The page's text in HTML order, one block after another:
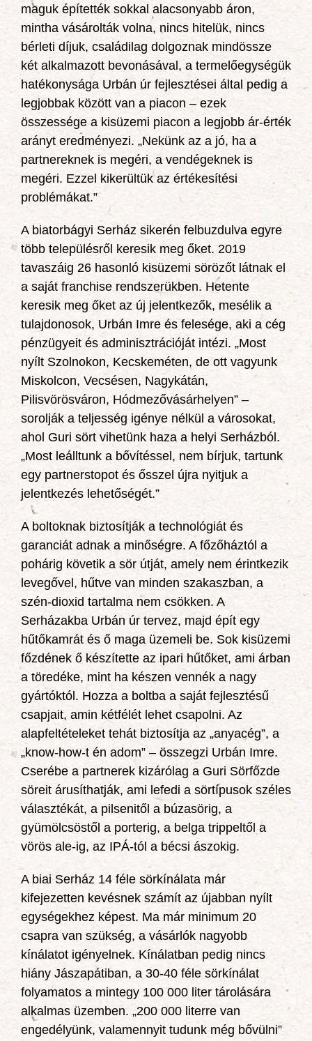
maguk építették sokkal alacsonyabb áron,
mintha vásárolták volna, nincs hitelük, nincs
bérleti díjuk, családilag dolgoznak mindössze
két alkalmazott bevonásával, a termelőegységük
hatékonysága Urbán úr fejlesztései által pedig a
legjobbak között van a piacon – ezek
összessége a kisüzemi piacon a legjobb ár-érték
arányt eredményezi. „Nekünk az a jó, ha a
partnereknek is megéri, a vendégeknek is
megéri. Ezzel kikerültük az értékesítési
problémákat.”
A biatorbágyi Serház sikerén felbuzdulva egyre
több településről keresik meg őket. 2019
tavaszáig 26 hasonló kisüzemi sörözőt látnak el
a saját franchise rendszerükben. Hetente
keresik meg őket az új jelentkezők, mesélik a
tulajdonosok, Urbán Imre és felesége, aki a cég
pénzügyeit és adminisztrációját intézi. „Most
nyílt Szolnokon, Kecskeméten, de ott vagyunk
Miskolcon, Vecsésen, Nagykátán,
Pilisvörösváron, Hódmezővásárhelyen” –
sorolják a teljesség igénye nélkül a városokat,
ahol Guri sört vihetünk haza a helyi Serházból.
„Most leálltunk a bővítéssel, nem bírjuk, tartunk
egy partnerstopot és ősszel újra nyitjuk a
jelentkezés lehetőségét.”
A boltoknak biztosítják a technológiát és
garanciát adnak a minőségre. A főzőháztól a
pohárig követik a sör útját, amely nem érintkezik
levegővel, hűtve van minden szakaszban, a
szén-dioxid tartalma nem csökken. A
Serházakba Urbán úr tervez, majd épít egy
hűtőkamrát és ő maga üzemeli be. Sok kisüzemi
főzdének ő készítette az ipari hűtőket, ami árban
a töredéke, mint ha készen vennék a nagy
gyártóktól. Hozza a boltba a saját fejlesztésű
csapjait, amin kétfélét lehet csapolni. Az
alapfeltételeket tehát biztosítja az „anyacég”, a
„know-how-t én adom” – összegzi Urbán Imre.
Cserébe a partnerek kizárólag a Guri Sörfőzde
söreit árusíthatják, ami lefedi a sörtípusok széles
választékát, a pilsenitől a búzasörig, a
gyümölcsöstől a porterig, a belga trippeltől a
vörös ale-ig, az IPÁ-tól a bécsi ászokig.
A biai Serház 14 féle sörkínálata már
kifejezetten kevésnek számít az újabban nyílt
egységekhez képest. Ma már minimum 20
csapra van szükség, a vásárlók nagyobb
kínálatot igényelnek. Kínálatban pedig nincs
hiány Jászapátiban, a 30-40 féle sörkínálat
folyamatos a mintegy 100 000 liter tárolására
alkalmas üzemben. „200 000 literre van
engedélyünk, valamennyit tudunk még bővülni”